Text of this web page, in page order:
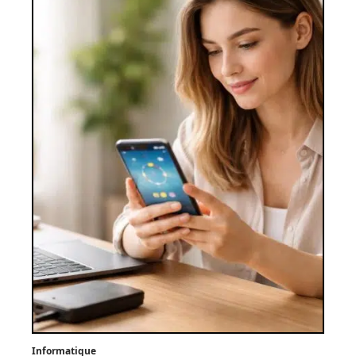
Informatique